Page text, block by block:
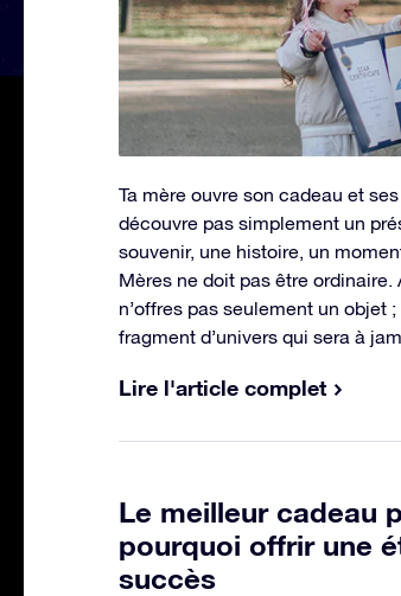
Ta mère ouvre son cadeau et
découvre pas simplement un
souvenir, une histoire, un
Mères ne doit pas être
n’offres pas seulement un objet
fragment d’univers qui sera à
Lire l'article complet
Le meilleur cadeau
pourquoi offrir une
succès